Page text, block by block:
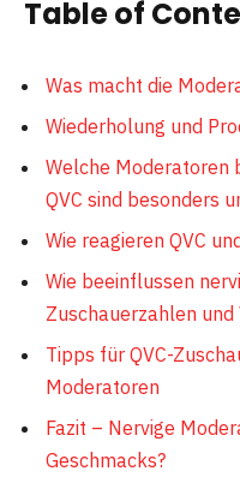
Table of
Was macht die
Wiederholung und
Welche Moderatoren
QVC sind besonders
Wie reagieren QVC
Wie beeinflussen
Zuschauerzahlen
Tipps für QVC-
Moderatoren
Fazit – Nervige
Geschmacks?